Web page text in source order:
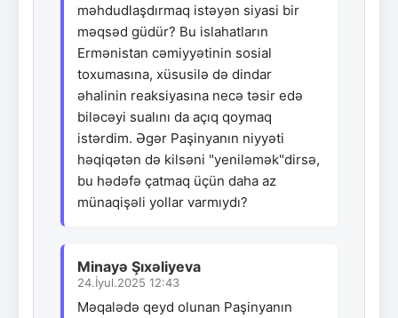
məhdudlaşdırmaq istəyən siyasi bir
məqsəd güdür? Bu islahatların
Ermənistan cəmiyyətinin sosial
toxumasına, xüsusilə də dindar
əhalinin reaksiyasına necə təsir edə
biləcəyi sualını da açıq qoymaq
istərdim. Əgər Paşinyanın niyyəti
həqiqətən də kilsəni "yeniləmək"dirsə,
bu hədəfə çatmaq üçün daha az
münaqişəli yollar varmıydı?
Minayə Şıxəliyeva
24.İyul.2025 12:43
Məqalədə qeyd olunan Paşinyanın